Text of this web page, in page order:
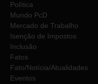
Política
Mundo PcD
Mercado de Trabalho
Isenção de Impostos
Inclusão
Fatos
Fato/Notícia/Atualidades
Eventos